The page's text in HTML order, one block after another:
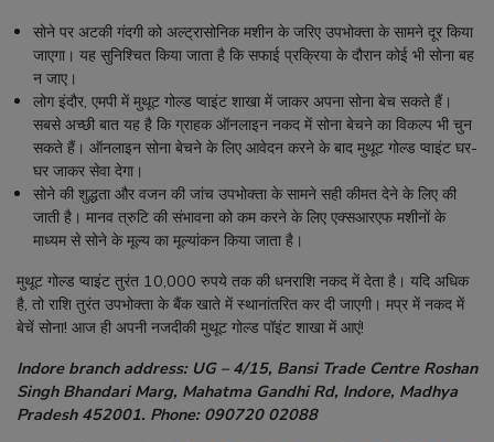
सोने पर अटकी गंदगी को अल्ट्रासोनिक मशीन के जरिए उपभोक्ता के सामने दूर किया
जाएगा। यह सुनिश्चित किया जाता है कि सफाई प्रक्रिया के दौरान कोई भी सोना बह
न जाए।
लोग इंदौर, एमपी में मुथूट गोल्ड प्वाइंट शाखा में जाकर अपना सोना बेच सकते हैं।
सबसे अच्छी बात यह है कि ग्राहक ऑनलाइन नकद में सोना बेचने का विकल्प भी चुन
सकते हैं। ऑनलाइन सोना बेचने के लिए आवेदन करने के बाद मुथूट गोल्ड प्वाइंट घर-
घर जाकर सेवा देगा।
सोने की शुद्धता और वजन की जांच उपभोक्ता के सामने सही कीमत देने के लिए की
जाती है। मानव त्रुटि की संभावना को कम करने के लिए एक्सआरएफ मशीनों के
माध्यम से सोने के मूल्य का मूल्यांकन किया जाता है।
मुथूट गोल्ड प्वाइंट तुरंत 10,000 रुपये तक की धनराशि नकद में देता है। यदि अधिक
है, तो राशि तुरंत उपभोक्ता के बैंक खाते में स्थानांतरित कर दी जाएगी। मप्र में नकद में
बेचें सोना! आज ही अपनी नजदीकी मुथूट गोल्ड पॉइंट शाखा में आएं!
Indore branch address: UG – 4/15, Bansi Trade Centre Roshan
Singh Bhandari Marg, Mahatma Gandhi Rd, Indore, Madhya
Pradesh 452001. Phone: 090720 02088